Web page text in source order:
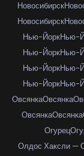
Новосибирск
Новосибирск
Нью-ЙоркНью-
Нью-ЙоркНью-
Нью-ЙоркНью-
Нью-ЙоркНью-
ОвсянкаОвсянка
ОвсянкаОвсянка
Огурец
Олдос Хаксли —